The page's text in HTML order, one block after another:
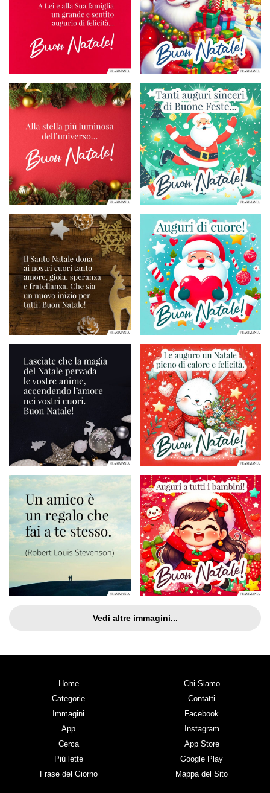
Vedi altre immagini...
Home
Categorie
Immagini
App
Cerca
Più lette
Frase del Giorno
Chi Siamo
Contatti
Facebook
Instagram
App Store
Google Play
Mappa del Sito